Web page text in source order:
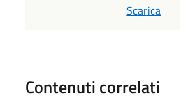
PDF
Scarica
Contenuti correlati